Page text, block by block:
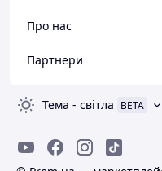
Про нас
Партнери
Тема - світла BETA